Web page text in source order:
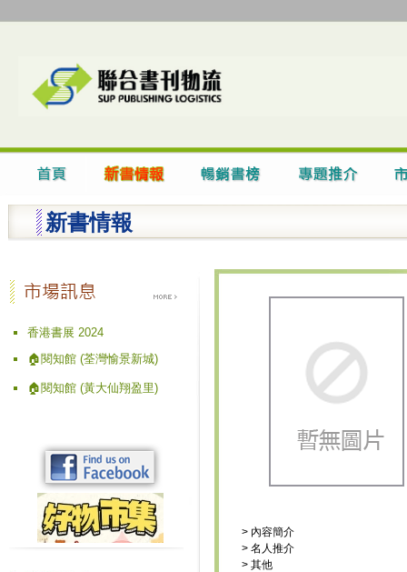
新書情報
香港書展 2024
🏠閱知館 (荃灣愉景新城)
🏠閱知館 (黃大仙翔盈里)
> 內容簡介
> 名人推介
> 其他